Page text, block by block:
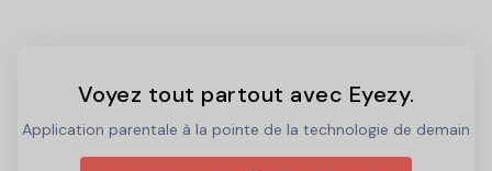
Voyez tout partout avec Eyezy.
Application parentale à la pointe de la technologie de demain